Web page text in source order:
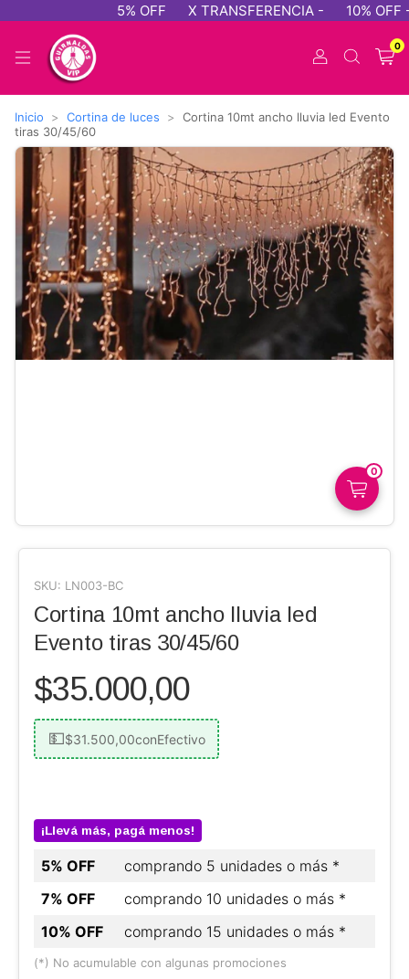
5% OFF X TRANSFERENCIA - 10% OFF -
0
Inicio > Cortina de luces >
Cortina 10mt ancho lluvia led Evento
tiras 30/45/60
0
SKU: LN003-BC
Cortina 10mt ancho lluvia led
Evento tiras 30/45/60
$35.000,00
$31.500,00conEfectivo
¡Llevá más, pagá menos!
5% OFF
comprando 5 unidades o más *
7% OFF
comprando 10 unidades o más *
10% OFF
comprando 15 unidades o más *
(*) No acumulable con algunas promociones